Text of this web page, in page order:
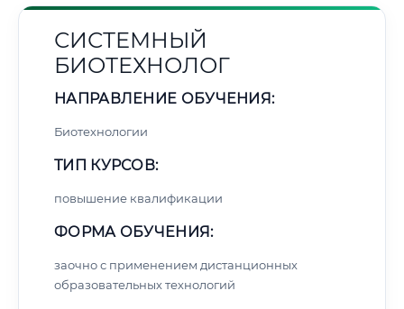
СИСТЕМНЫЙ
БИОТЕХНОЛОГ
НАПРАВЛЕНИЕ ОБУЧЕНИЯ:
Биотехнологии
ТИП КУРСОВ:
повышение квалификации
ФОРМА ОБУЧЕНИЯ:
заочно с применением дистанционных
образовательных технологий